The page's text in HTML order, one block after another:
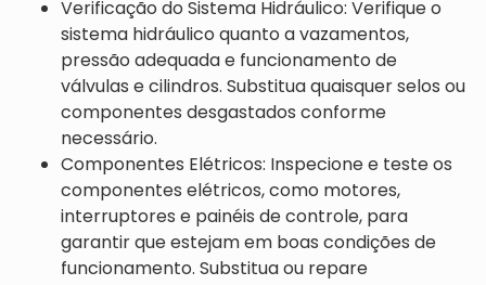
Verificação do Sistema Hidráulico: Verifique o
sistema hidráulico quanto a vazamentos,
pressão adequada e funcionamento de
válvulas e cilindros. Substitua quaisquer selos ou
componentes desgastados conforme
necessário.
Componentes Elétricos: Inspecione e teste os
componentes elétricos, como motores,
interruptores e painéis de controle, para
garantir que estejam em boas condições de
funcionamento. Substitua ou repare